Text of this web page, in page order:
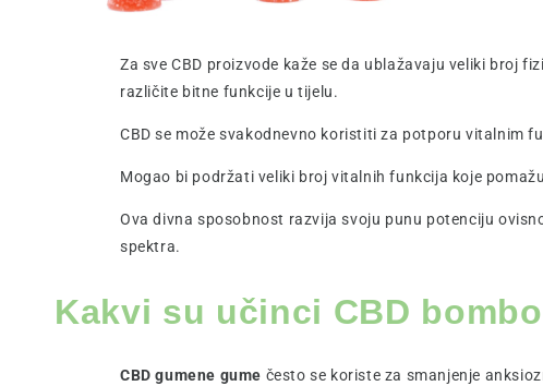
Za sve CBD proizvode kaže se da ublažavaju veliki broj
različite bitne funkcije u tijelu.
CBD se može svakodnevno koristiti za potporu vitalnim
Mogao bi podržati veliki broj vitalnih funkcija koje
Ova divna sposobnost razvija svoju punu potenciju
spektra.
Kakvi su učinci CBD
CBD gumene gume često se koriste za smanjenje